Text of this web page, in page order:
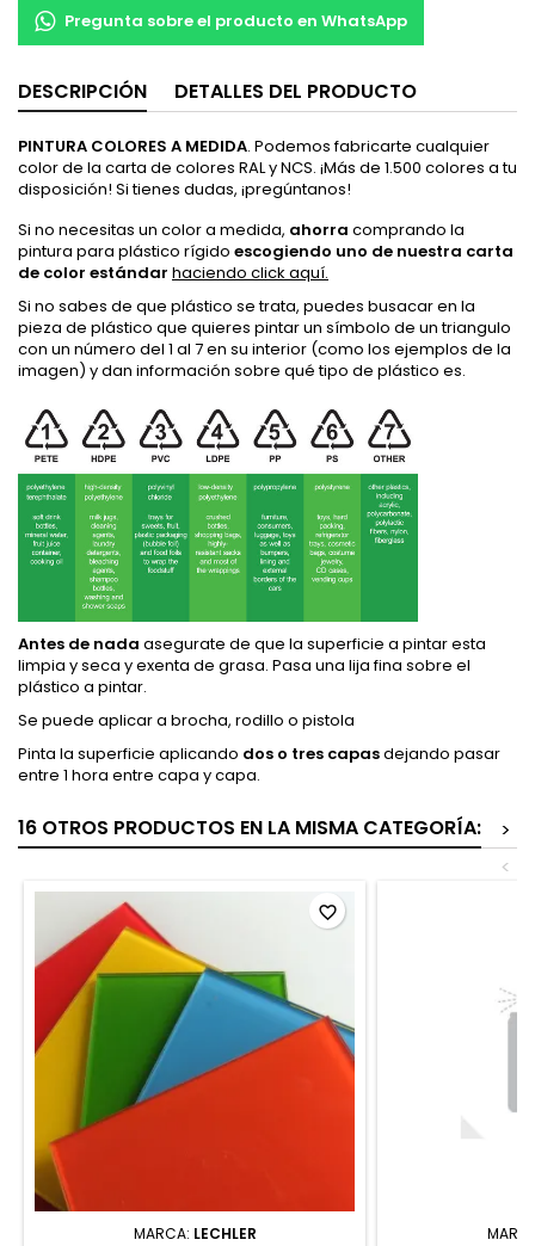
Pregunta sobre el producto en WhatsApp
DESCRIPCIÓN DETALLES DEL PRODUCTO
PINTURA COLORES A MEDIDA. Podemos fabricarte cualquier
color de la carta de colores RAL y NCS. ¡Más de 1.500 colores a tu
disposición! Si tienes dudas, ¡pregúntanos!
Si no necesitas un color a medida, ahorra comprando la
pintura para plástico rígido escogiendo uno de nuestra carta
de color estándar haciendo click aquí.
Si no sabes de que plástico se trata, puedes busacar en la
pieza de plástico que quieres pintar un símbolo de un triangulo
con un número del 1 al 7 en su interior (como los ejemplos de la
imagen) y dan información sobre qué tipo de plástico es.
Antes de nada asegurate de que la superficie a pintar esta
limpia y seca y exenta de grasa. Pasa una lija fina sobre el
plástico a pintar.
Se puede aplicar a brocha, rodillo o pistola
Pinta la superficie aplicando dos o tres capasdejando pasar
entre 1 hora entre capa y capa.
16 OTROS PRODUCTOS EN LA MISMA CATEGORÍA:
>
<
MARCA: LECHLER
favorite_border